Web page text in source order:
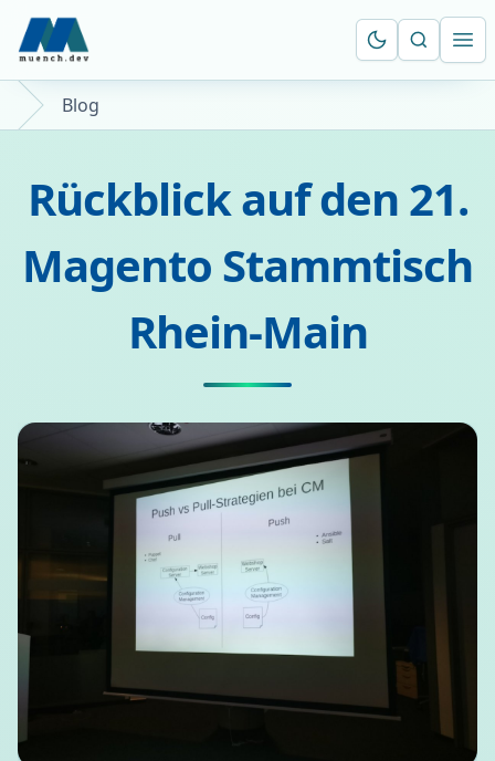
Suche
Blog
Rückblick auf den 21.
Magento Stammtisch
Rhein-Main